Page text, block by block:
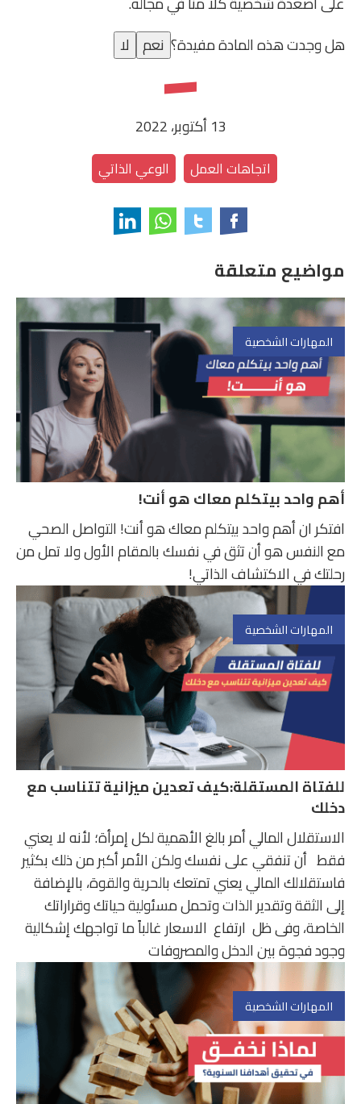
هل وجدت هذه المادة مفيدة؟ نعم لا
13 أكتوبر، 2022
اتجاهات العمل الوعي الذاتي
مواضيع متعلقة
المهارات الشخصية
أهم واحد بيتكلم معاك هو أنت!
افتكر ان أهم واحد بيتكلم معاك هو أنت! التواصل الصحي
مع النفس هو أن تثق في نفسك بالمقام الأول ولا تمل من
رحلتك في الاكتشاف الذاتي!
المهارات الشخصية
للفتاة المستقلة:كيف تعدين ميزانية تتناسب مع
دخلك
الاستقلال المالي أمر بالغ الأهمية لكل إمرأة؛ لأنه لا يعني
فقط أن تنفقي على نفسك ولكن الأمر أكبر من ذلك بكثير
فاستقلالك المالي يعني تمتعك بالحرية والقوة، بالإضافة
إلى الثقة وتقدير الذات وتحمل مسئولية حياتك وقراراتك
الخاصة، وفى ظل ارتفاع الاسعار غالباً ما تواجهك إشكالية
وجود فجوة بين الدخل والمصروفات
المهارات الشخصية